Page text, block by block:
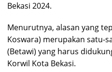
Bekasi 2024.
Menurutnya, alasan yang
Koswara) merupakan satu-
(Betawi) yang harus
Korwil Kota Bekasi.